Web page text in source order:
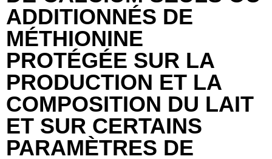
ADDITIONNÉS DE
MÉTHIONINE
PROTÉGÉE SUR LA
PRODUCTION ET LA
COMPOSITION DU LAIT
ET SUR CERTAINS
PARAMÈTRES DE